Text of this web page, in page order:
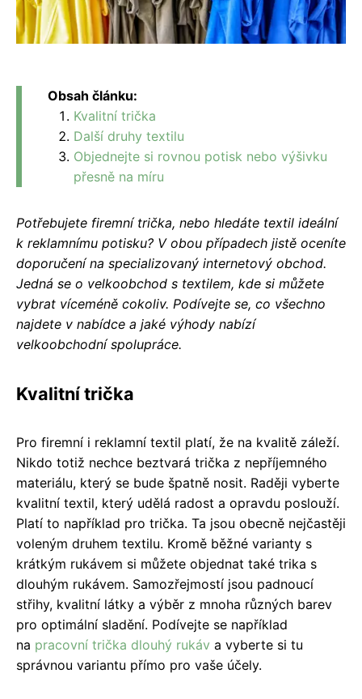
Obsah článku:
Kvalitní trička
Další druhy textilu
Objednejte si rovnou potisk nebo výšivku
přesně na míru
Potřebujete firemní trička, nebo hledáte textil ideální
k reklamnímu potisku? V obou případech jistě oceníte
doporučení na specializovaný internetový obchod.
Jedná se o velkoobchod s textilem, kde si můžete
vybrat víceméně cokoliv. Podívejte se, co všechno
najdete v nabídce a jaké výhody nabízí
velkoobchodní spolupráce.
Kvalitní trička
Pro firemní i reklamní textil platí, že na kvalitě záleží.
Nikdo totiž nechce beztvará trička z nepříjemného
materiálu, který se bude špatně nosit. Raději vyberte
kvalitní textil, který udělá radost a opravdu poslouží.
Platí to například pro trička. Ta jsou obecně nejčastěji
voleným druhem textilu. Kromě běžné varianty s
krátkým rukávem si můžete objednat také trika s
dlouhým rukávem. Samozřejmostí jsou padnoucí
střihy, kvalitní látky a výběr z mnoha různých barev
pro optimální sladění. Podívejte se například
na pracovní trička dlouhý rukáv a vyberte si tu
správnou variantu přímo pro vaše účely.